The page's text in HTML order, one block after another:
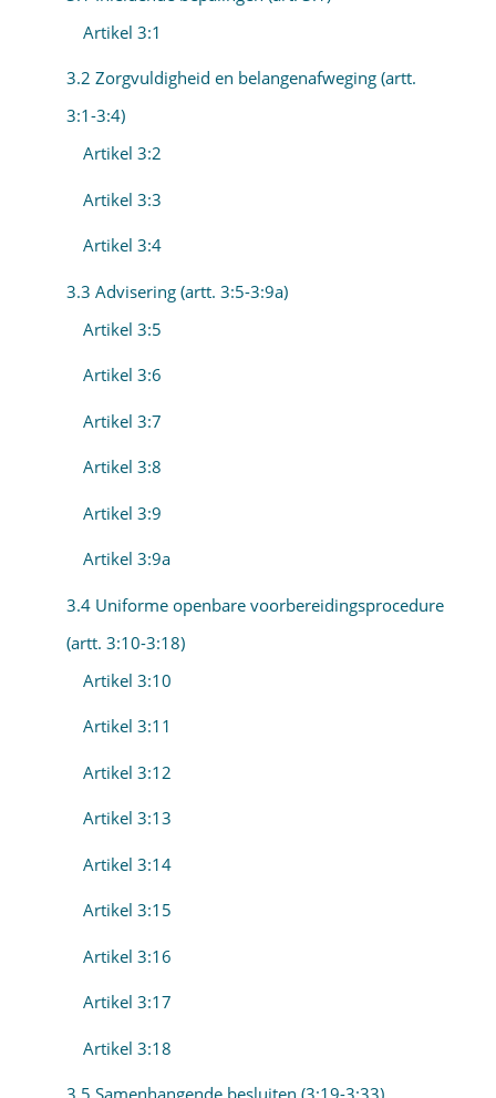
Artikel 3:1
3.2 Zorgvuldigheid en belangenafweging (artt.
3:1-3:4)
Artikel 3:2
Artikel 3:3
Artikel 3:4
3.3 Advisering (artt. 3:5-3:9a)
Artikel 3:5
Artikel 3:6
Artikel 3:7
Artikel 3:8
Artikel 3:9
Artikel 3:9a
3.4 Uniforme openbare voorbereidingsprocedure
(artt. 3:10-3:18)
Artikel 3:10
Artikel 3:11
Artikel 3:12
Artikel 3:13
Artikel 3:14
Artikel 3:15
Artikel 3:16
Artikel 3:17
Artikel 3:18